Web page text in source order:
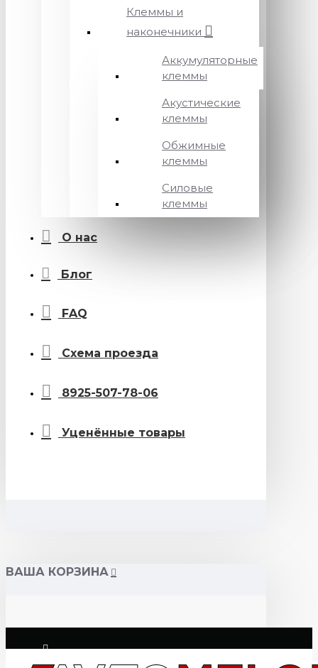
Клеммы и
наконечники
Аккумуляторные
клеммы
Акустические
клеммы
Обжимные
клеммы
Силовые
клеммы
О нас
Блог
FAQ
Схема проезда
8925-507-78-06
Уценённые товары
ВАША КОРЗИНА
Логин